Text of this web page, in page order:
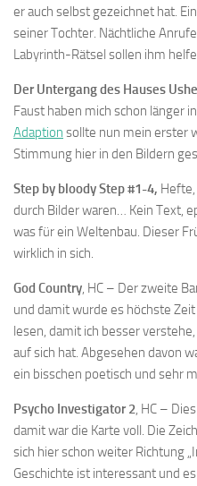
er auch selbst gezeichnet hat.
seiner Tochter. Nächtliche
Labyrinth-Rätsel sollen ihm
Der Untergang des Hauses
Faust haben mich schon länger
Adaption sollte nun mein erster
Stimmung hier in den Bildern
Step by bloody Step #1-4,
durch Bilder waren… Kein Text,
was für ein Weltenbau. Dieser
wirklich in sich.
God Country, HC – Der zweite
und damit wurde es höchste
lesen, damit ich besser
auf sich hat. Abgesehen davon
ein bisschen poetisch und sehr
Psycho Investigator 2, HC –
damit war die Karte voll. Die
sich hier schon weiter Richtung
Geschichte ist interessant und